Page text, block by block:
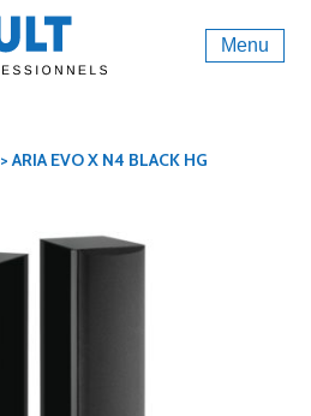
Menu
> ARIA EVO X N4 BLACK HG